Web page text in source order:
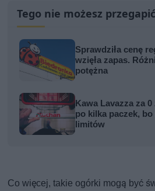
Tego nie możesz przegapić
Sprawdziła cenę
wzięła zapas.
potężna
Kawa Lavazza za
po kilka paczek,
limitów
Co więcej, takie ogórki mogą być